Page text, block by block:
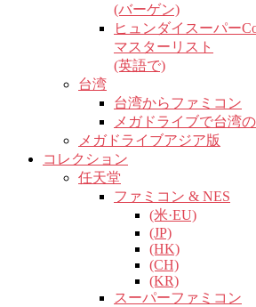
(バーゲン)
ヒュンダイスーパー
マスターリスト
(英語で)
台湾
台湾からファミコン
メガドライブで台湾
メガドライブアジア版
コレクション
任天堂
ファミコン & NES
(米·EU)
(JP)
(HK)
(CH)
(KR)
スーパーファミコン